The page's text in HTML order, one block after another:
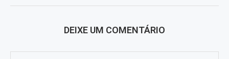
DEIXE UM COMENTÁRIO